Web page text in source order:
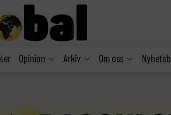
Opinion Arkiv Om oss